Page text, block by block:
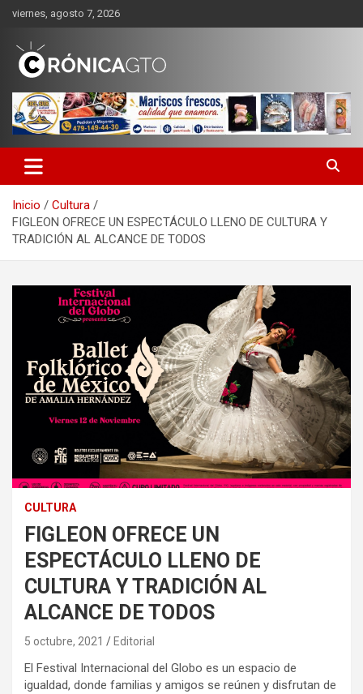
Saltar
contenido
viernes, agosto 7, 2026
CRONICA GUANAJUATO
Inicio
Cultura
FIGLEON OFRECE UN ESPECTÁCULO LLENO DE CULTURA Y
TRADICIÓN AL ALCANCE DE TODOS
CULTURA
FIGLEON OFRECE UN
ESPECTÁCULO LLENO DE
CULTURA Y TRADICIÓN AL
ALCANCE DE TODOS
5 octubre, 2021 Editorial
El Festival Internacional del Globo es un espacio de
igualdad, donde familias y amigos se reúnen y disfrutan de